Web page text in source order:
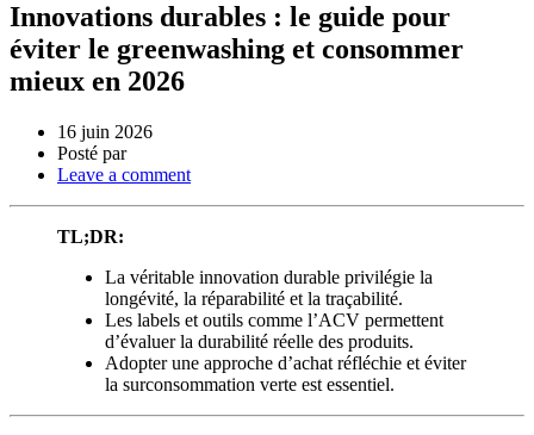
Innovations durables : le guide pour
éviter le greenwashing et consommer
mieux en 2026
16 juin 2026
Posté par
Leave a comment
TL;DR:
La véritable innovation durable privilégie la
longévité, la réparabilité et la traçabilité.
Les labels et outils comme l’ACV permettent
d’évaluer la durabilité réelle des produits.
Adopter une approche d’achat réfléchie et éviter
la surconsommation verte est essentiel.